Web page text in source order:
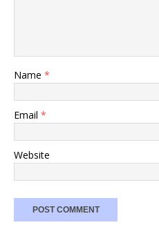
Name *
Email *
Website